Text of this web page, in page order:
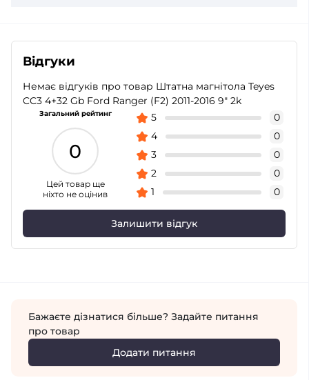
Відгуки
Немає відгуків про товар Штатна магнітола Teyes
CC3 4+32 Gb Ford Ranger (F2) 2011-2016 9" 2k
Загальний рейтинг
0
Цей товар ще
ніхто не оцінив
5
0
4
0
3
0
2
0
1
0
Залишити відгук
Бажаєте дізнатися більше? Задайте питання
про товар
Додати питання